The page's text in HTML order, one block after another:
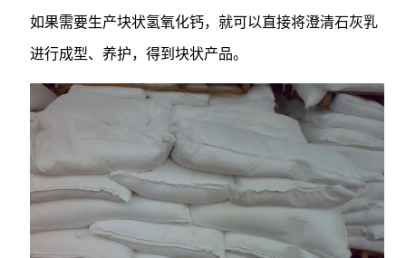
如果需要生产块状氢氧化钙，就可以直接将澄清石灰乳
进行成型、养护，得到块状产品。